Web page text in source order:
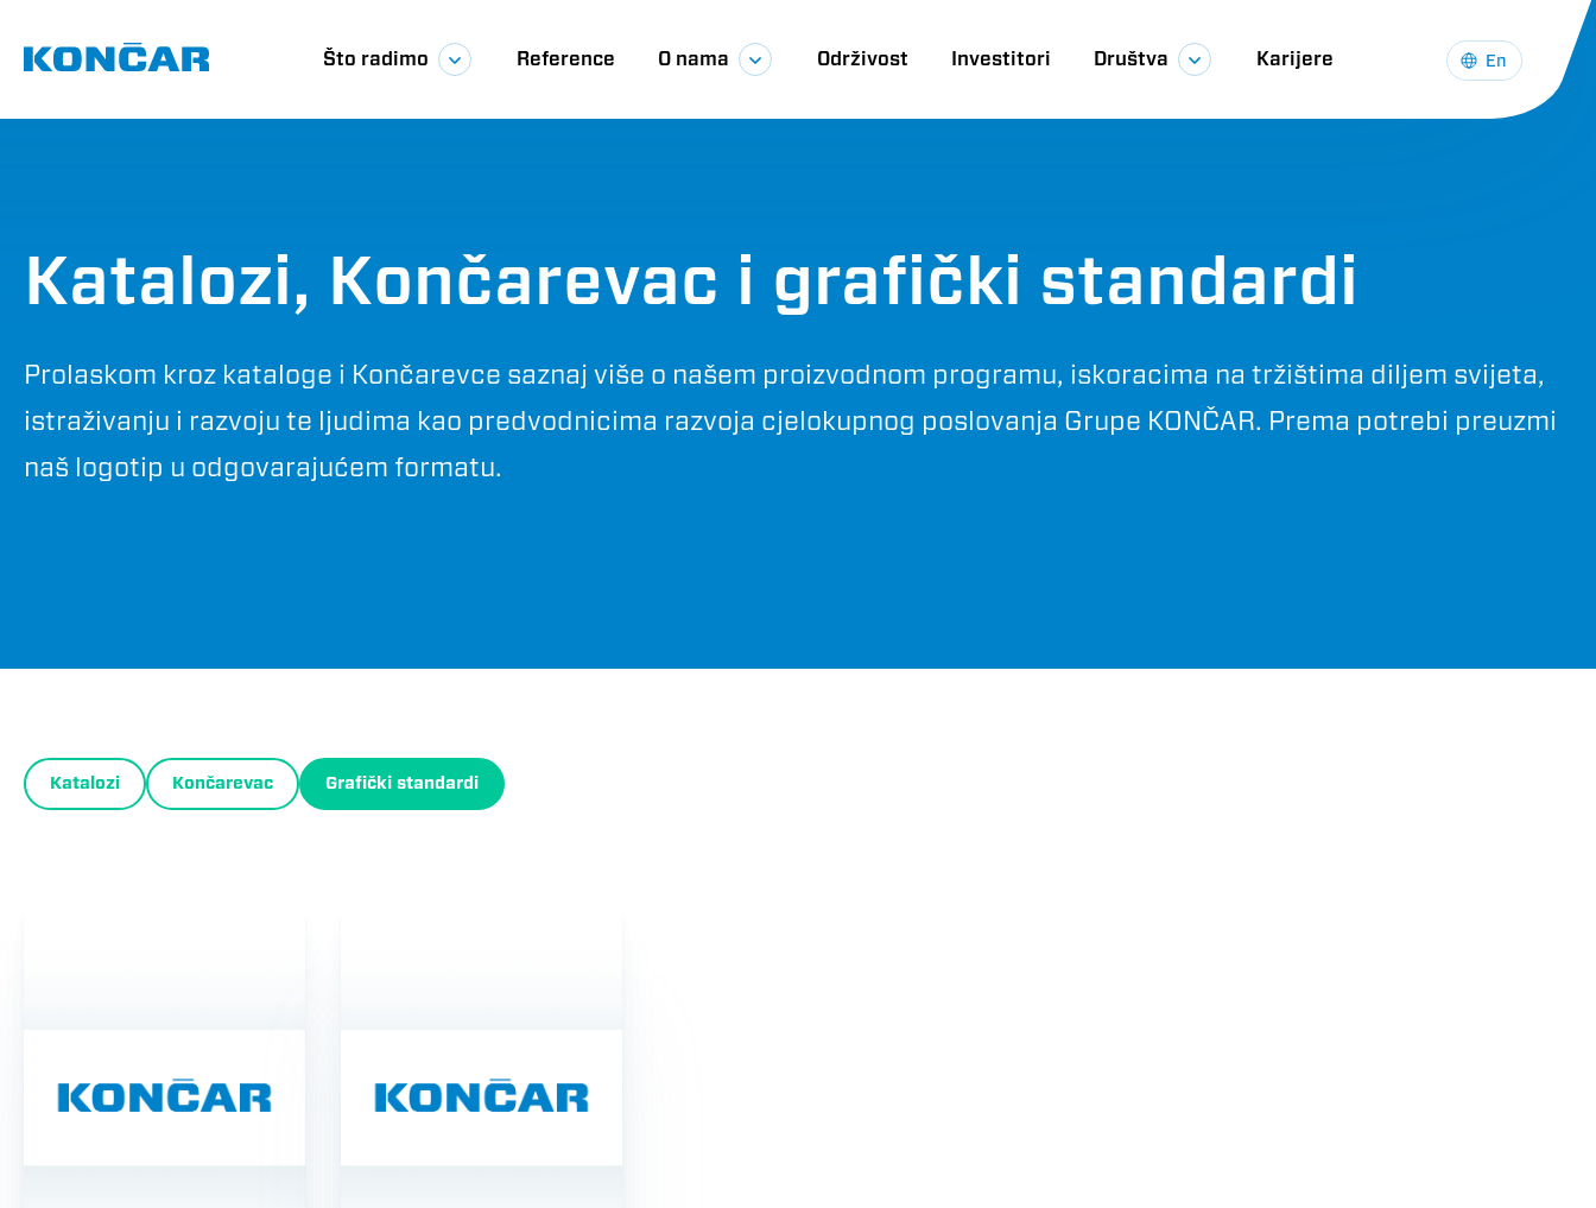
glavni
sadržaj
Glavna
navigacija
Što radimo Reference O nama Održivost Investitori Društva Karijere En
Katalozi, Končarevac i grafički standardi
Prolaskom kroz kataloge i Končarevce saznaj više o našem proizvodnom programu, iskoracima na tržištima diljem svijeta,
istraživanju i razvoju te ljudima kao predvodnicima razvoja cjelokupnog poslovanja Grupe KONČAR. Prema potrebi preuzmi
naš logotip u odgovarajućem formatu.
Media
Katalozi Končarevac Grafički standardi